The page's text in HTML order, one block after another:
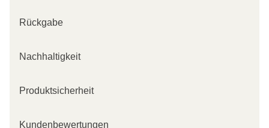
Rückgabe
Nachhaltigkeit
Produktsicherheit
Kundenbewertungen